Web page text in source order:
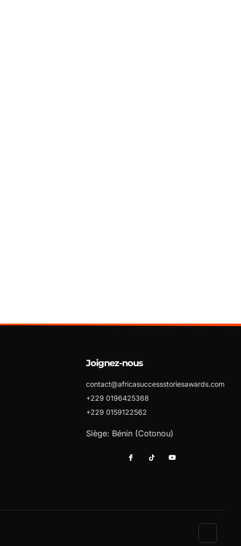
Joignez-nous
contact@africasuccessstoriesawards.com
+229 0196425368
+229 0159122562
Siège: Bénin (Cotonou)